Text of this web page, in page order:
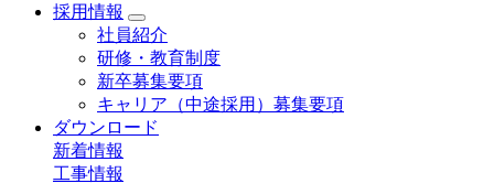
採用情報
社員紹介
研修・教育制度
新卒募集要項
キャリア（中途採用）募集要項
ダウンロード
新着情報
工事情報